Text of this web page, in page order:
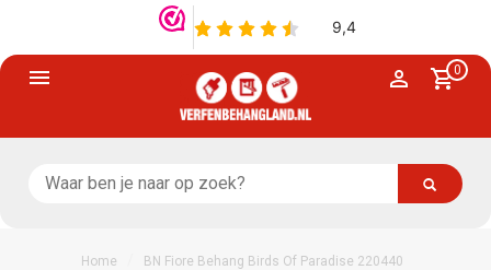
0
Home BN Fiore Behang Birds Of Paradise 220440